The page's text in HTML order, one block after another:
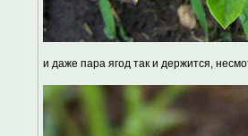
и даже пара ягод так и держится,